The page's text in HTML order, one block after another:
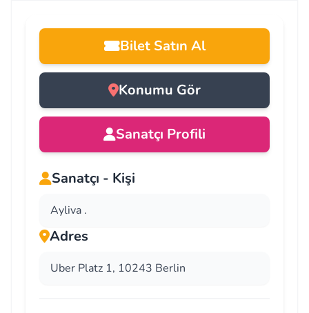
Bilet Satın Al
Konumu Gör
Sanatçı Profili
Sanatçı - Kişi
Ayliva .
Adres
Uber Platz 1, 10243 Berlin